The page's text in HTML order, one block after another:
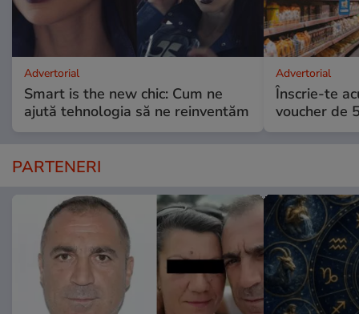
Advertorial
Smart is the new chic: Cum ne
ajută tehnologia să ne reinventăm
Advertorial
Înscrie-te
voucher de
PARTENERI